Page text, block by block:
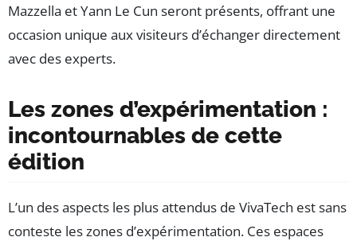
Mazzella et Yann Le Cun seront présents, offrant une
occasion unique aux visiteurs d’échanger directement
avec des experts.
Les zones d’expérimentation :
incontournables de cette
édition
L’un des aspects les plus attendus de VivaTech est sans
conteste les zones d’expérimentation. Ces espaces